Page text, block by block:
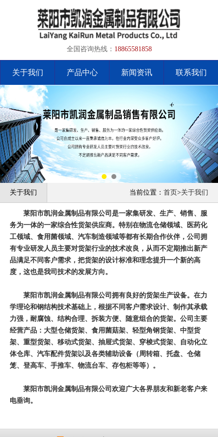
全国咨询热线： 18865581858
关于我们 产品中心 新闻资讯 联系我们
关于我们 当前位置： 首页>关于我们
莱阳市凯润金属制品有限公司是一家集研发、生产、销售、服
务为一体的一家综合性货架供应商。特别在物流仓储领域、医药化
工领域、食用菌领域、汽车制造领域等都有长期合作伙伴，公司拥
有专业研发人员主要对货架行业的技术改良，从而不定期推出新产
品满足不同客户需求，把货架的设计标准和理念提升一个新的高
度，这也是我司技术的发展方向。
莱阳市凯润金属制品有限公司拥有良好的货架生产设备。 在力
学理论和钢结构技术基础上，根据不同客户需求设计、制作其承载
力强，耐腐蚀、结构合理、拆装方便、随意组合的货架。公司主要
经营产品：大型仓储货架、食用菌菇架、轻型角钢货架、中型货
架、重型货架、移动式货架、抽屉式货架、穿梭式货架、自动化立
体仓库、汽车配件货架以及各类辅助设备（周转箱、托盘、仓储
笼、登高车、手推车、物流台车、存包柜等等）。
莱阳市凯润金属制品有限公司欢迎广大各界朋友和新老客户来
电垂询。